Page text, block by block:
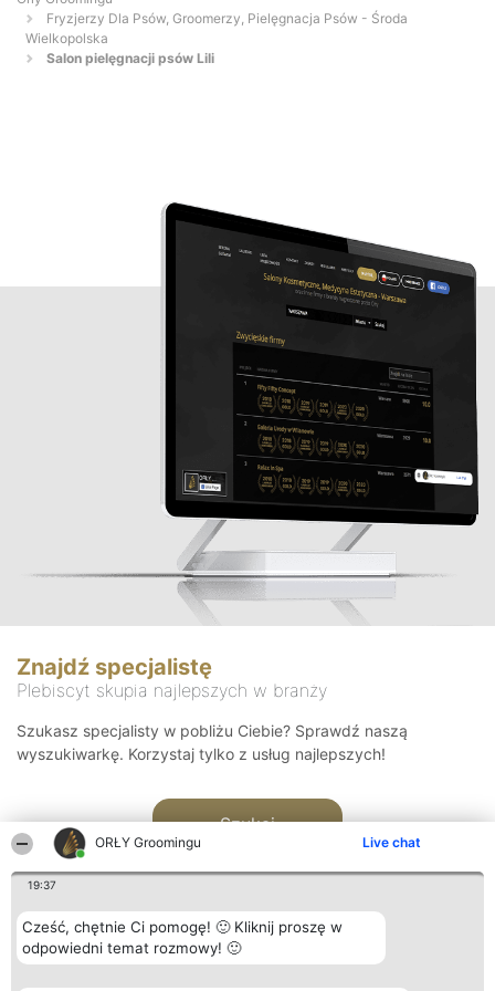
ORŁY Groomingu Live chat
19:37
Cześć, chętnie Ci pomogę! 🙂 Kliknij proszę w
odpowiedni temat rozmowy! 🙂
Fryzjerzy Dla Psów, Groomerzy, Pielęgnacja Psów - Środa
Wielkopolska
Salon pielęgnacji psów Lili
Znajdź specjalistę
Plebiscyt skupia najlepszych w branży
Szukasz specjalisty w pobliżu Ciebie? Sprawdź naszą
wyszukiwarkę. Korzystaj tylko z usług najlepszych!
Szukaj
Organizator plebiscytu Plebiscyt Kontakt